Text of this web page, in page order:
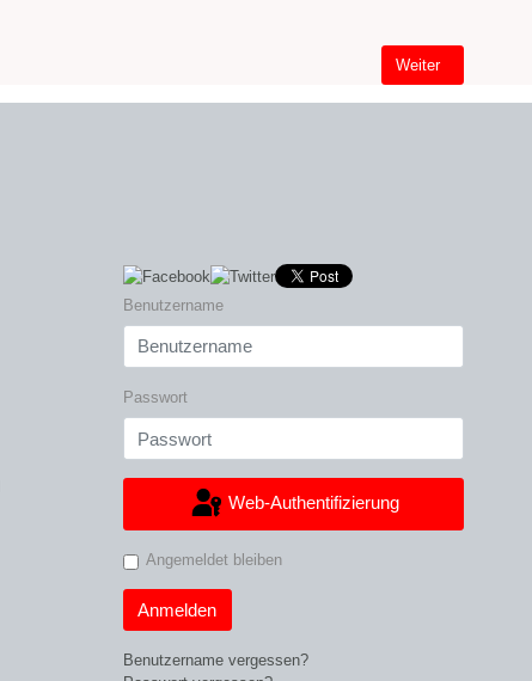
Nächster Beitrag:
Weiter
Benutzername
Passwort
Web-Authentifizierung
Angemeldet bleiben
Anmelden
Benutzername vergessen?